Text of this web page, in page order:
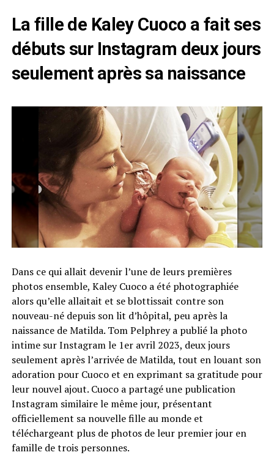
La fille de Kaley Cuoco a fait ses
débuts sur Instagram deux jours
seulement après sa naissance
Dans ce qui allait devenir l’une de leurs premières
photos ensemble, Kaley Cuoco a été photographiée
alors qu’elle allaitait et se blottissait contre son
nouveau-né depuis son lit d’hôpital, peu après la
naissance de Matilda. Tom Pelphrey a publié la photo
intime sur Instagram le 1er avril 2023, deux jours
seulement après l’arrivée de Matilda, tout en louant son
adoration pour Cuoco et en exprimant sa gratitude pour
leur nouvel ajout. Cuoco a partagé une publication
Instagram similaire le même jour, présentant
officiellement sa nouvelle fille au monde et
téléchargeant plus de photos de leur premier jour en
famille de trois personnes.